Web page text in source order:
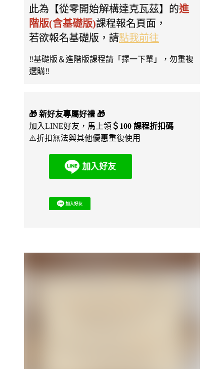
此為【從零開始解構達克瓦茲】的進
階版(含基礎版)課程報名頁面，
若欲報名基礎版，請點我前往
‼️基礎版＆進階版課程請「擇一下單」，勿重複
選購‼️
🎁 新好友專屬好禮 🎁
加入LINE好友，馬上領 ＄100 課程折扣碼
⚠️折扣無法與其他優惠重復使用